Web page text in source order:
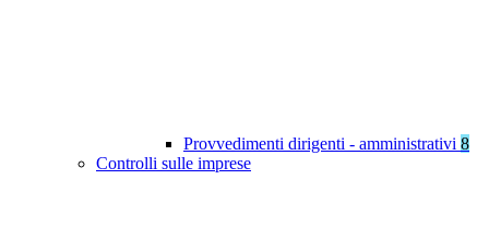
Provvedimenti dirigenti - amministrativi 8
Controlli sulle imprese